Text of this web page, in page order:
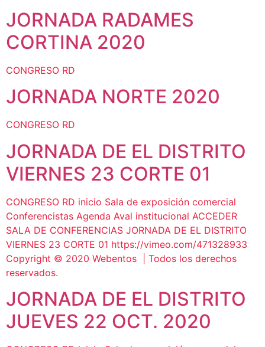
JORNADA RADAMES
CORTINA 2020
CONGRESO RD
JORNADA NORTE 2020
CONGRESO RD
JORNADA DE EL DISTRITO
VIERNES 23 CORTE 01
CONGRESO RD inicio Sala de exposición comercial
Conferencistas Agenda Aval institucional ACCEDER
SALA DE CONFERENCIAS JORNADA DE EL DISTRITO
VIERNES 23 CORTE 01 https://vimeo.com/471328933
Copyright © 2020 Webentos | Todos los derechos
reservados.
JORNADA DE EL DISTRITO
JUEVES 22 OCT. 2020